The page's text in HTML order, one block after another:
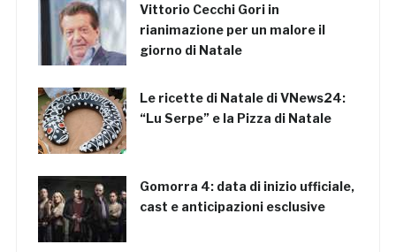
Vittorio Cecchi Gori in
rianimazione per un malore il
giorno di Natale
Le ricette di Natale di VNews24:
“Lu Serpe” e la Pizza di Natale
Gomorra 4: data di inizio ufficiale,
cast e anticipazioni esclusive